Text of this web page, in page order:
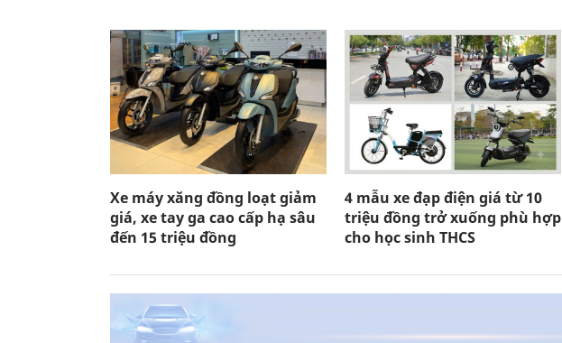
Xe máy xăng đồng loạt giảm
giá, xe tay ga cao cấp hạ sâu
đến 15 triệu đồng
4 mẫu xe đạp điện giá từ 10
triệu đồng trở xuống phù hợp
cho học sinh THCS